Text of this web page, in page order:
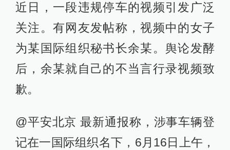
近日，一段违规停车的视频引发广泛
关注。有网友发帖称，视频中的女子
为某国际组织秘书长余某。舆论发酵
后，余某就自己的不当言行录视频致
歉。
@平安北京 最新通报称，涉事车辆登
记在一国际组织名下，6月16日上午，